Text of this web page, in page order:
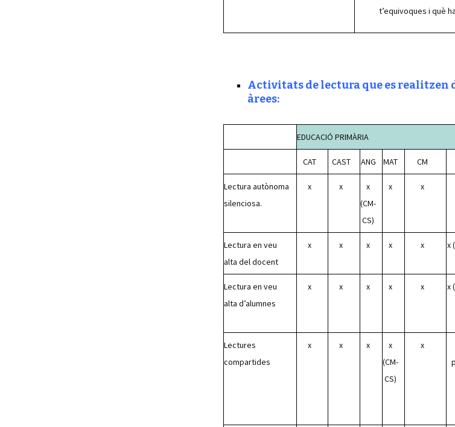
t’equivoques i què
Activitats de lectura que es realitzen
àrees:
EDUCACIÓ PRIMÀRIA
CAT CAST ANG MAT CM
Lectura autònoma
silenciosa.
x x
x
(CM-
CS)
x x
Lectura en veu
alta del docent
x x x x x x
Lectura en veu
alta d’alumnes
x x x x x x
Lectures
compartides
x x x
x
(CM-
CS)
x